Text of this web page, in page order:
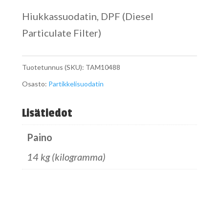
Hiukkassuodatin, DPF (Diesel
Particulate Filter)
Tuotetunnus (SKU): TAM10488
Osasto: Partikkelisuodatin
Lisätiedot
Paino
14 kg (kilogramma)